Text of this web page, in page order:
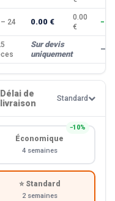
24 0.00 €
0.00
€
Sur devis
uniquement
—
Délai de
livraison
Standard
−10%
Économique
4 semaines
⭐ Standard
2 semaines